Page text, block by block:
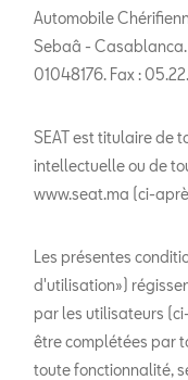
Automobile
Sebaâ - Casablanca.
01048176. Fax :
SEAT est titulaire de
intellectuelle ou de
www.seat.ma (ci-
Les présentes
d'utilisation»)
par les utilisateurs
être complétées par
toute fonctionnalité,